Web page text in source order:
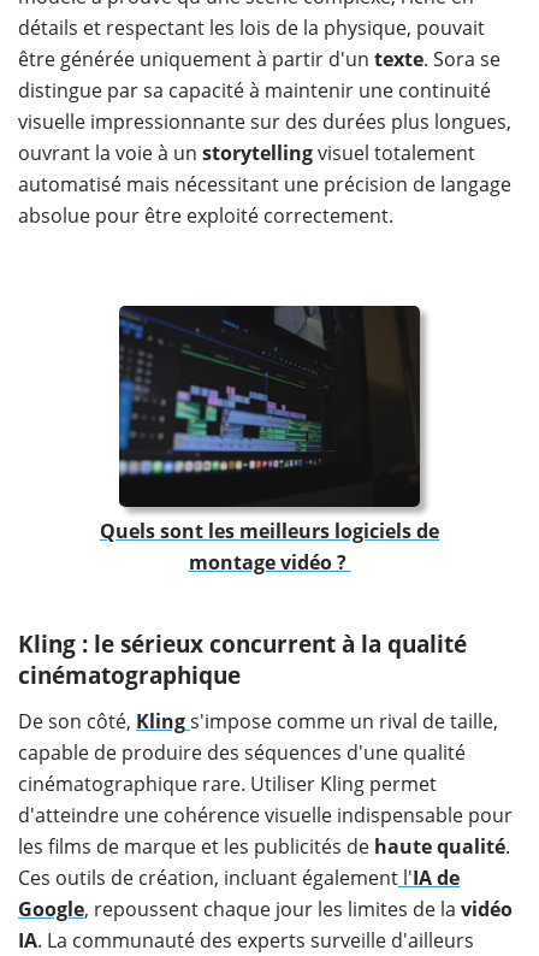
détails et respectant les lois de la physique, pouvait
être générée uniquement à partir d'un texte. Sora se
distingue par sa capacité à maintenir une continuité
visuelle impressionnante sur des durées plus longues,
ouvrant la voie à un storytellingvisuel totalement
automatisé mais nécessitant une précision de langage
absolue pour être exploité correctement.
Quels sont les meilleurs logiciels de
montage vidéo ?
​Kling : le sérieux concurrent à la qualité
cinématographique
De son côté, Klings'impose comme un rival de taille,
capable de produire des séquences d'une qualité
cinématographique rare. Utiliser Kling permet
d'atteindre une cohérence visuelle indispensable pour
les films de marque et les publicités de haute qualité.
Ces outils de création, incluant également l'IA de
Google, repoussent chaque jour les limites de la vidéo
IA. La communauté des experts surveille d'ailleurs